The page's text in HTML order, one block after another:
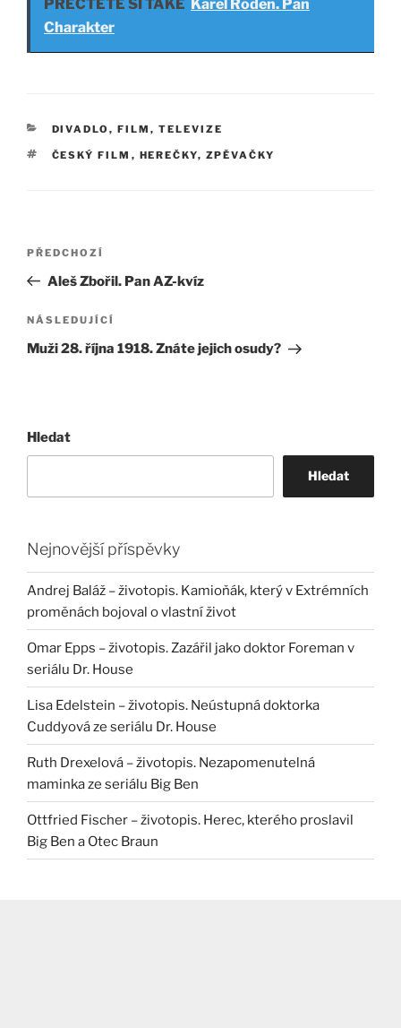
PŘEČTĚTE SI TAKÉ Karel Roden. Pan
Charakter
RUBRIKY
DIVADLO, FILM, TELEVIZE
ŠTÍTKY
ČESKÝ FILM , HEREČKY, ZPĚVAČKY
Navigace
příspěvek
Předchozí
příspěvek
PŘEDCHOZÍ
Aleš Zbořil. Pan AZ-kvíz
Následující
příspěvek
NÁSLEDUJÍCÍ
Muži 28. října 1918. Znáte jejich osudy?
Hledat
Hledat
Nejnovější příspěvky
Andrej Baláž – životopis. Kamioňák, který v Extrémních
proměnách bojoval o vlastní život
Omar Epps – životopis. Zazářil jako doktor Foreman v
seriálu Dr. House
Lisa Edelstein – životopis. Neústupná doktorka
Cuddyová ze seriálu Dr. House
Ruth Drexelová – životopis. Nezapomenutelná
maminka ze seriálu Big Ben
Ottfried Fischer – životopis. Herec, kterého proslavil
Big Ben a Otec Braun